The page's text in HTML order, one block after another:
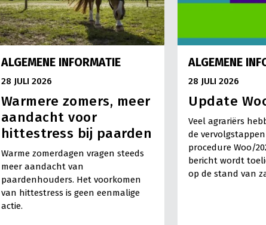
ALGEMENE INFORMATIE
28 JULI 2026
Warmere zomers, meer
aandacht voor
hittestress bij paarden
Warme zomerdagen vragen steeds
meer aandacht van
paardenhouders. Het voorkomen
van hittestress is geen eenmalige
actie.
ALGEMENE
28 JULI 2026
Update
Veel agrariërs
de
procedure Woo/
bericht wordt
op de stand van